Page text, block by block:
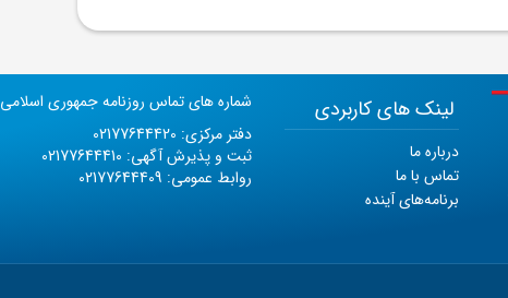
شماره های تماس روزنامه جمهوری اسلامی
دفتر مرکزی: 02177644420
ثبت و پذیرش آگهی: 02177644410
روابط عمومی: 02177644409
لینک های کاربردی
درباره ما
تماس با ما
برنامه‌های آینده